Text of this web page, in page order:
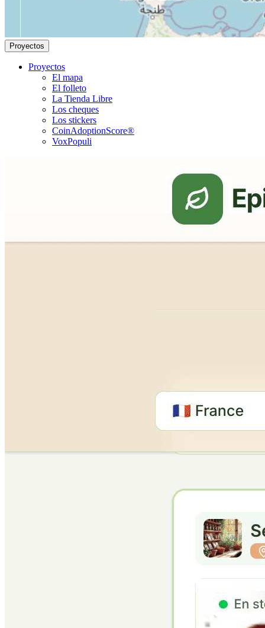
Proyectos
Proyectos
El mapa
El folleto
La Tienda Libre
Los cheques
Los stickers
CoinAdoptionScore®
VoxPopuli